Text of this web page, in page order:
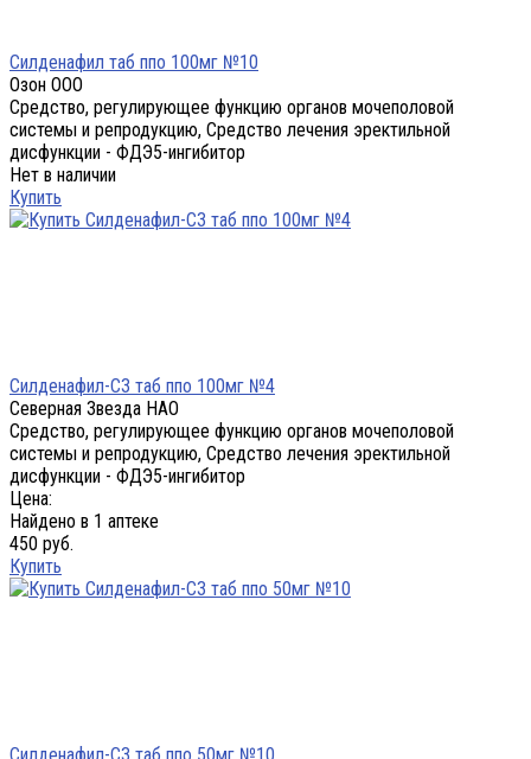
Силденафил таб ппо 100мг №10
Озон ООО
Средство, регулирующее функцию органов мочеполовой
системы и репродукцию, Средство лечения эректильной
дисфункции - ФДЭ5-ингибитор
Нет в наличии
Купить
Силденафил-СЗ таб ппо 100мг №4
Северная Звезда НАО
Средство, регулирующее функцию органов мочеполовой
системы и репродукцию, Средство лечения эректильной
дисфункции - ФДЭ5-ингибитор
Цена:
Найдено в 1 аптеке
450 руб.
Купить
Силденафил-СЗ таб ппо 50мг №10